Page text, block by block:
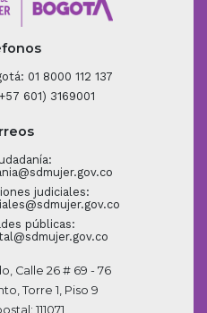
01 8000 112 137
601) 3169001
judiciales:
públicas:
Calle 26 # 69 - 76
Torre 1, Piso 9
111071